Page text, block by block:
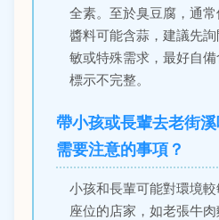
全素。至於臭豆腐，通
醬料可能含蒜，建議先
敏或特殊需求，最好自
標示不完整。
帶小孩或長輩去老街
需要注意的事項？
小孩和長輩可能對環境
座位的店家，如老張牛